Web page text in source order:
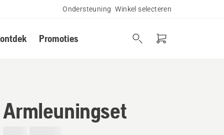
Ondersteuning Winkel selecteren
Promoties
Armleuningset